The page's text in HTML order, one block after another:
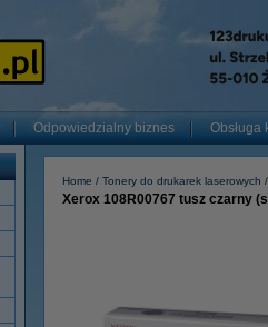
Odpowiedzialny biznes Obsługa
Home Tonery do drukarek laserowych
Xerox 108R00767 tusz czarny